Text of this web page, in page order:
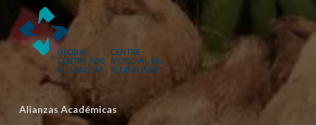
Alianzas Académicas